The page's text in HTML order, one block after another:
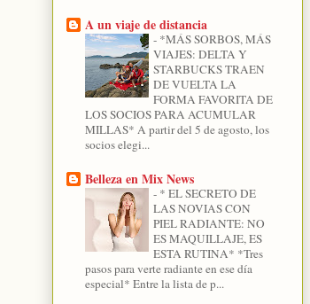
A un viaje de distancia
- *MÁS SORBOS, MÁS
VIAJES: DELTA Y
STARBUCKS TRAEN
DE VUELTA LA
FORMA FAVORITA DE
LOS SOCIOS PARA ACUMULAR
MILLAS* A partir del 5 de agosto, los
socios elegi...
Belleza en Mix News
- * EL SECRETO DE
LAS NOVIAS CON
PIEL RADIANTE: NO
ES MAQUILLAJE, ES
ESTA RUTINA* *Tres
pasos para verte radiante en ese día
especial* Entre la lista de p...